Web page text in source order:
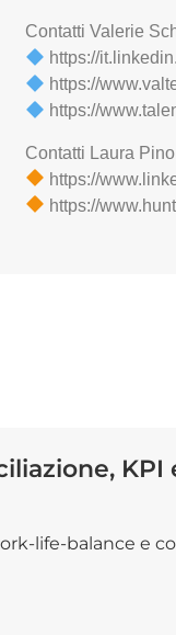
Contatti Valerie
https://
https://
https://
Contatti Laura Pino
https://
https://
KPI
life-balance e